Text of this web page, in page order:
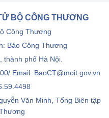
BỘ CÔNG THƯƠNG
Công Thương
Báo Công Thương
thành phố Hà Nội.
Email: BaoCT@moit.gov.vn
Văn Minh, Tổng Biên tập